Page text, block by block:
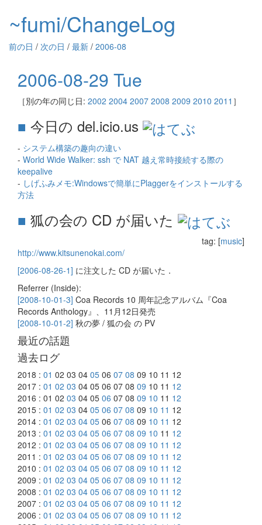
~fumi/ChangeLog
前の日 / 次の日 / 最新 / 2006-08
2006-08-29 Tue
［別の年の同じ日: 2002 2004 2007 2008 2009 2010 2011 ］
■ 今日の del.icio.us
- システム構築の趣向の違い
- World Wide Walker: ssh で NAT 越え常時接続する際の
keepalive
- しげふみメモ:Windowsで簡単にPlaggerをインストールする
方法
■ 狐の会の CD が届いた
tag: [music]
http://www.kitsunenokai.com/
[2006-08-26-1] に注文した CD が届いた．
Referrer (Inside):
[2008-10-01-3] Coa Records 10 周年記念アルバム『Coa
Records Anthology』、11月12日発売
[2008-10-01-2] 秋の夢 / 狐の会 の PV
最近の話題
過去ログ
2018 : 01 02 03 04 05 06 07 08 09 10 11 12
2017 : 01 02 03 04 05 06 07 08 09 10 11 12
2016 : 01 02 03 04 05 06 07 08 09 10 11 12
2015 : 01 02 03 04 05 06 07 08 09 10 11 12
2014 : 01 02 03 04 05 06 07 08 09 10 11 12
2013 : 01 02 03 04 05 06 07 08 09 10 11 12
2012 : 01 02 03 04 05 06 07 08 09 10 11 12
2011 : 01 02 03 04 05 06 07 08 09 10 11 12
2010 : 01 02 03 04 05 06 07 08 09 10 11 12
2009 : 01 02 03 04 05 06 07 08 09 10 11 12
2008 : 01 02 03 04 05 06 07 08 09 10 11 12
2007 : 01 02 03 04 05 06 07 08 09 10 11 12
2006 : 01 02 03 04 05 06 07 08 09 10 11 12